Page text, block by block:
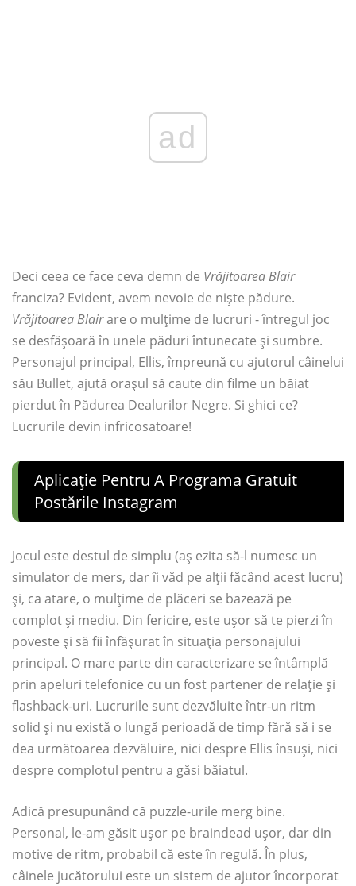
ad
Deci ceea ce face ceva demn de Vrăjitoarea Blair
franciza? Evident, avem nevoie de niște pădure.
Vrăjitoarea Blairare o mulțime de lucruri - întregul joc
se desfășoară în unele păduri întunecate și sumbre.
Personajul principal, Ellis, împreună cu ajutorul câinelui
său Bullet, ajută orașul să caute din filme un băiat
pierdut în Pădurea Dealurilor Negre. Si ghici ce?
Lucrurile devin infricosatoare!
Aplicație Pentru A Programa Gratuit
Postările Instagram
Jocul este destul de simplu (aș ezita să-l numesc un
simulator de mers, dar îi văd pe alții făcând acest lucru)
și, ca atare, o mulțime de plăceri se bazează pe
complot și mediu. Din fericire, este ușor să te pierzi în
poveste și să fii înfășurat în situația personajului
principal. O mare parte din caracterizare se întâmplă
prin apeluri telefonice cu un fost partener de relație și
flashback-uri. Lucrurile sunt dezvăluite într-un ritm
solid și nu există o lungă perioadă de timp fără să i se
dea următoarea dezvăluire, nici despre Ellis însuși, nici
despre complotul pentru a găsi băiatul.
Adică presupunând că puzzle-urile merg bine.
Personal, le-am găsit ușor pe braindead ușor, dar din
motive de ritm, probabil că este în regulă. În plus,
câinele jucătorului este un sistem de ajutor încorporat